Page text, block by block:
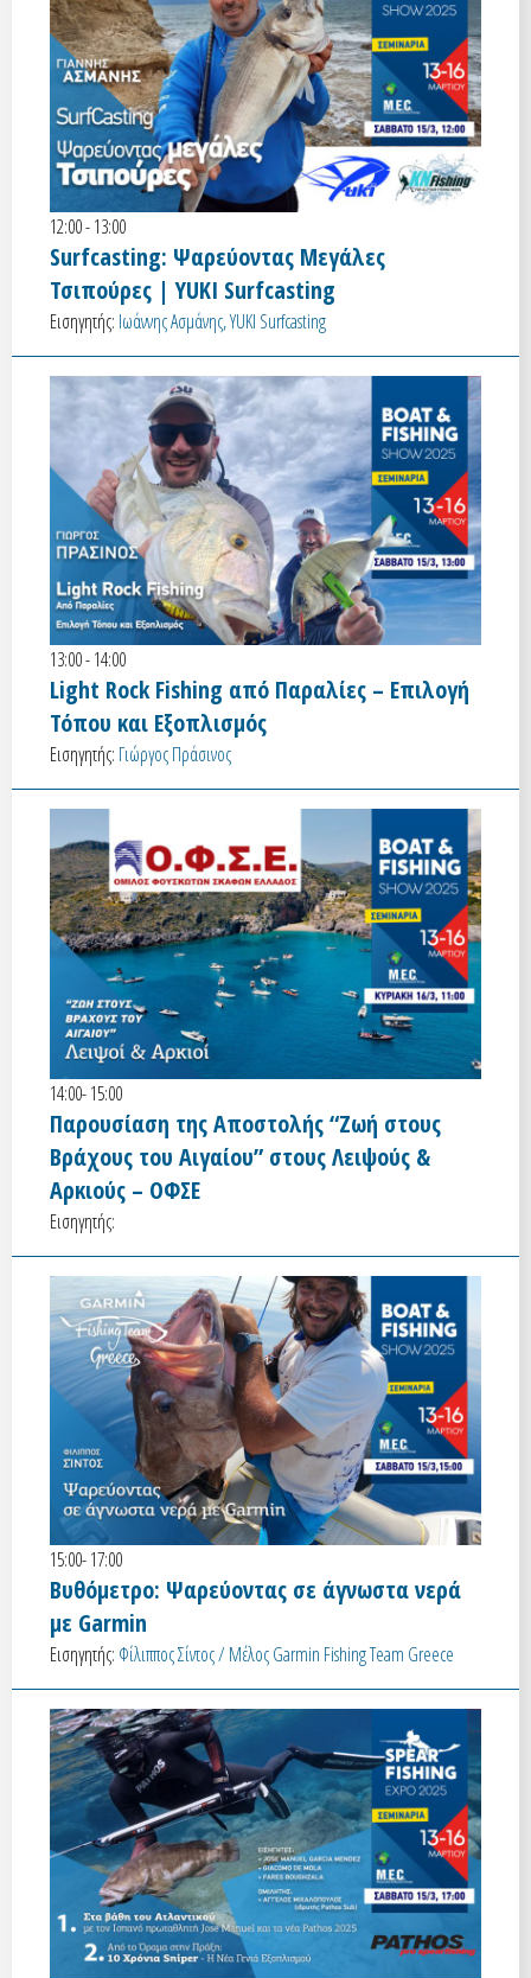
12:00 - 13:00
Surfcasting: Ψαρεύοντας Μεγάλες
Τσιπούρες | YUKI Surfcasting
Εισηγητής: Ιωάννης Ασμάνης, YUKI Surfcasting
13:00 - 14:00
Light Rock Fishing από Παραλίες – Επιλογή
Τόπου και Εξοπλισμός
Εισηγητής: Γιώργος Πράσινος
14:00- 15:00
Παρουσίαση της Αποστολής “Ζωή στους
Βράχους του Αιγαίου” στους Λειψούς &
Αρκιούς – ΟΦΣΕ
Εισηγητής:
15:00- 17:00
Βυθόμετρο: Ψαρεύοντας σε άγνωστα νερά
με Garmin
Εισηγητής: Φίλιππος Σίντος / Μέλος Garmin Fishing Team Greece